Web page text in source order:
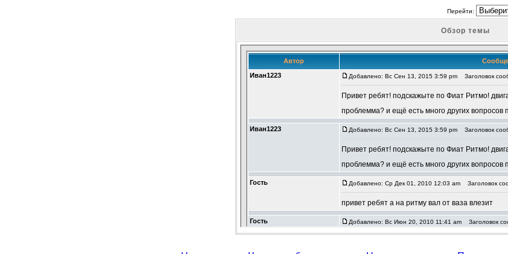
Перейти:
Обзор темы